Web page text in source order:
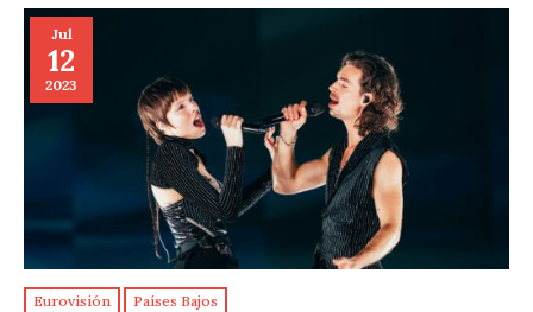
Jul
12
2023
Eurovisión Países Bajos